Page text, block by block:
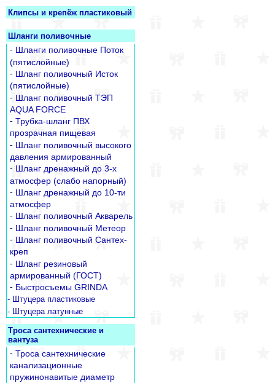
Клипсы и крепёж пластиковый
Шланги поливочные
- Шланги поливочные Поток
(пятислойные)
- Шланг поливочный Исток
(пятислойные)
- Шланг поливочный ТЭП
AQUA FORCE
- Трубка-шланг ПВХ
прозрачная пищевая
- Шланг поливочный высокого
давления армированный
- Шланг дренажный до 3-х
атмосфер (слабо напорный)
- Шланг дренажный до 10-ти
атмосфер
- Шланг поливочный Акварель
- Шланг поливочный Метеор
- Шланг поливочный Сантех-
креп
- Шланг резиновый
армированный (ГОСТ)
- Быстросъемы GRINDA
- Штуцера пластиковые
- Штуцера латунные
Троса сантехнические и
вантуза
- Троса сантехнические
канализационные
пружинонавитые диаметр